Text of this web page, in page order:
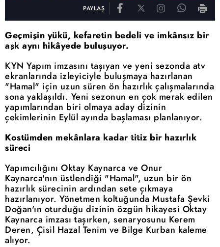
PAYLAŞ
Geçmişin yükü, kefaretin bedeli ve imkânsız bir
aşk aynı hikâyede buluşuyor.
KYN Yapım imzasını taşıyan ve yeni sezonda atv
ekranlarında izleyiciyle buluşmaya hazırlanan
"Hamal" için uzun süren ön hazırlık çalışmalarında
sona yaklaşıldı. Yeni sezonun en çok merak edilen
yapımlarından biri olmaya aday dizinin
çekimlerinin Eylül ayında başlaması planlanıyor.
Kostümden mekânlara kadar titiz bir hazırlık
süreci
Yapımcılığını Oktay Kaynarca ve Onur
Kaynarca'nın üstlendiği "Hamal", uzun bir ön
hazırlık sürecinin ardından sete çıkmaya
hazırlanıyor. Yönetmen koltuğunda Mustafa Şevki
Doğan'ın oturduğu dizinin özgün hikayesi Oktay
Kaynarca imzası taşırken, senaryosunu Kerem
Deren, Çisil Hazal Tenim ve Bilge Kurban kaleme
alıyor.